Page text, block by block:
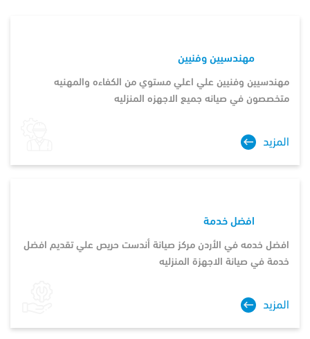
مهندسيين وفنيين
مهندسيين وفنيين علي اعلي مستوي من الكفاءه والمهنيه
متخصصون في صيانه جميع الاجهزه المنزليه
المزيد
افضل خدمة
افضل خدمه في الأردن مركز صيانة أندست حريص علي تقديم افضل
خدمة في صيانة الاجهزة المنزليه
المزيد